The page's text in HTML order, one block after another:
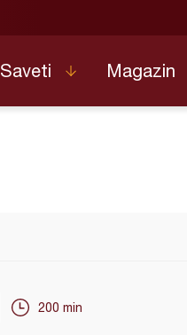
Saveti Magazin
200 min